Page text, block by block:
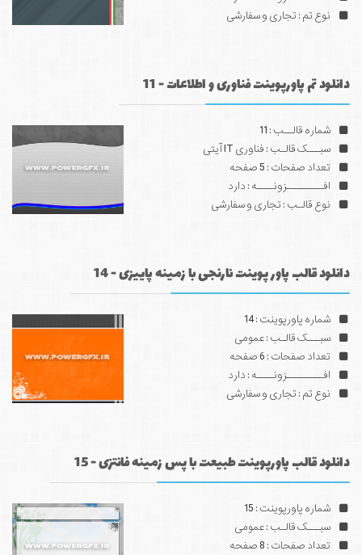
نوع تم : تجاری و سفارشی
دانلود تم پاورپوینت فناوری و اطلاعات - 11
شماره قالــب : 11
سبـــک قالـب : فناوری IT آیتی
تعداد صفحات : 5 صفحه
افـــــــــزونــــه : دارد
نوع قالـب : تجاری و سفارشی
دانلود قالب پاور پوینت نارنجی با زمینه پاییزی - 14
شماره پاورپوینت : 14
سبـــک قالـب : عمومی
تعداد صفحات : 6 صفحه
افـــــــــزونــــه : دارد
نوع تم : تجاری و سفارشی
دانلود قالب پاورپوینت طبیعت با پس زمینه فانتزی - 15
شماره پاورپوینت : 15
سبـــک قالـب : عمومی
تعداد صفحات : 8 صفحه